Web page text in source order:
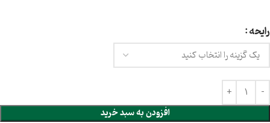
رایحه
افزودن به سبد خرید